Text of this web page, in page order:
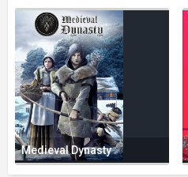
Medieval Dynasty